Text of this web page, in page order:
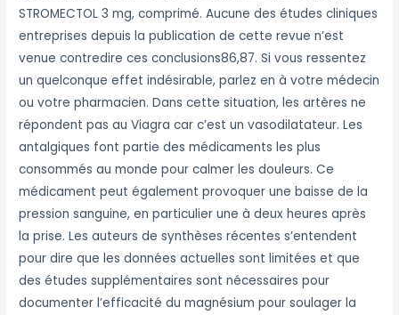
STROMECTOL 3 mg, comprimé. Aucune des études cliniques
entreprises depuis la publication de cette revue n’est
venue contredire ces conclusions86,87. Si vous ressentez
un quelconque effet indésirable, parlez en à votre médecin
ou votre pharmacien. Dans cette situation, les artères ne
répondent pas au Viagra car c’est un vasodilatateur. Les
antalgiques font partie des médicaments les plus
consommés au monde pour calmer les douleurs. Ce
médicament peut également provoquer une baisse de la
pression sanguine, en particulier une à deux heures après
la prise. Les auteurs de synthèses récentes s’entendent
pour dire que les données actuelles sont limitées et que
des études supplémentaires sont nécessaires pour
documenter l’efficacité du magnésium pour soulager la